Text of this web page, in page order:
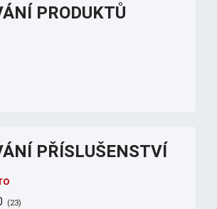
PRODUKTŮ
PŘÍSLUŠENSTVÍ
23